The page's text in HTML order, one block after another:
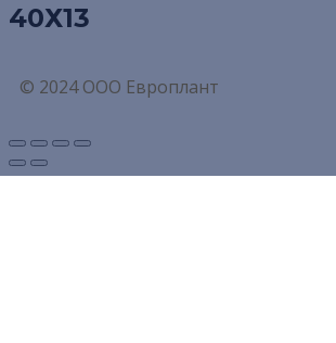
40Х13
© 2024 ООО Европлант